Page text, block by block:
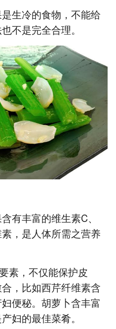
生冷的食物，不能给
不是完全合理。
有丰富的维生素C、
，是人体所需之营养
素，不仅能保护皮
，比如西芹纤维素含
便秘。胡萝卜含丰富
妇的最佳菜肴。